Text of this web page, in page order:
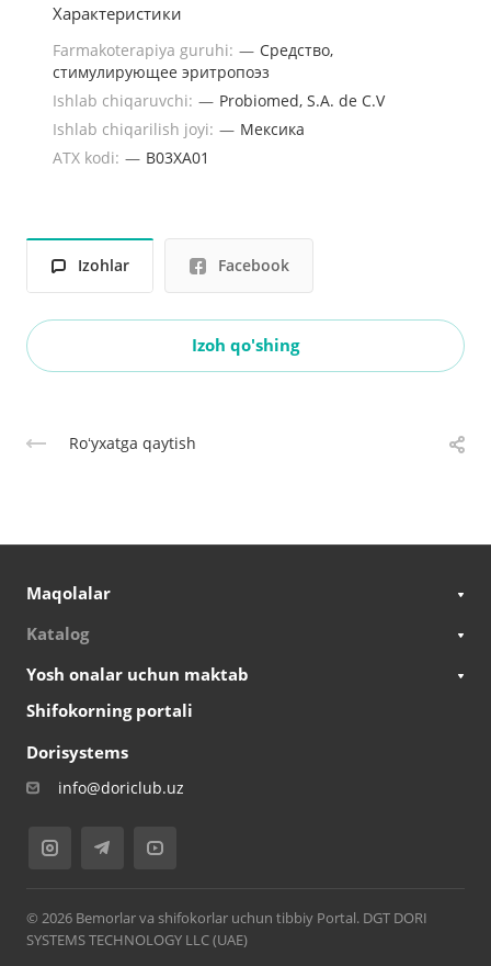
Характеристики
Farmakoterapiya guruhi: — Средство,
стимулирующее эритропоэз
Ishlab chiqaruvchi: — Probiomed, S.A. de C.V
Ishlab chiqarilish joyi: — Мексика
ATX kodi: — B03XA01
Izohlar Facebook
Izoh qo'shing
Roʻyxatga qaytish
Maqolalar
Katalog
Yosh onalar uchun maktab
Shifokorning portali
Dorisystems
info@doriclub.uz
© 2026 Bemorlar va shifokorlar uchun tibbiy Portal. DGT DORI
SYSTEMS TECHNOLOGY LLC (UAE)